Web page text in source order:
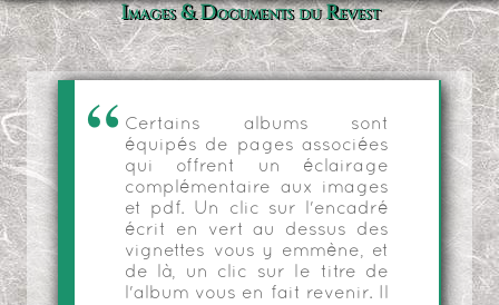
Images & Documents du Revest
Certains albums sont
équipés de pages associées
qui offrent un éclairage
complémentaire aux images
et pdf. Un clic sur l'encadré
écrit en vert au dessus des
vignettes vous y emmène, et
de là, un clic sur le titre de
l'album vous en fait revenir. Il